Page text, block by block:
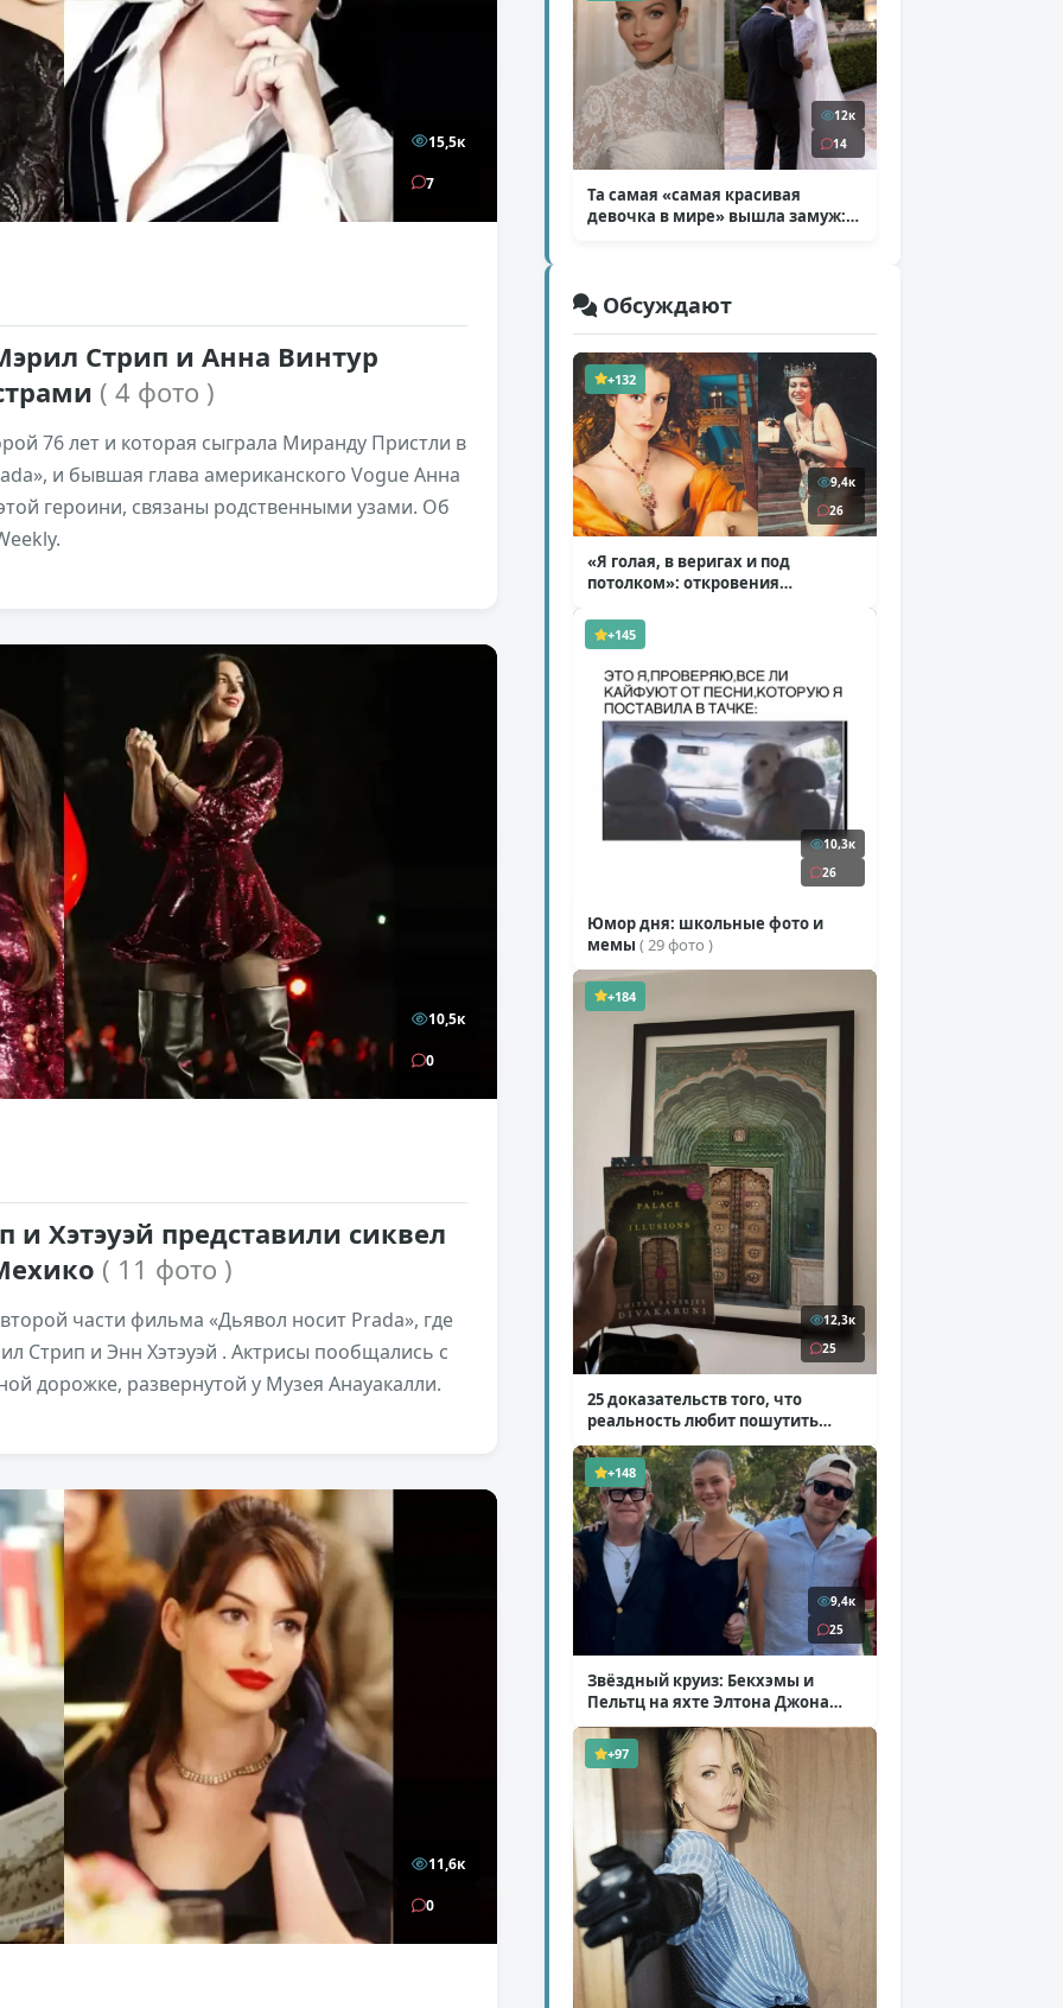
15,5к
7
Стрип и Анна Винтур
( 4 фото )
76 лет и которая сыграла Миранду Пристли в
и бывшая глава американского Vogue Анна
героини, связаны родственными узами. Об
10,5к
0
и Хэтэуэй представили сиквел
( 11 фото )
части фильма «Дьявол носит Prada», где
Стрип и Энн Хэтэуэй . Актрисы пообщались с
дорожке, развернутой у Музея Анауакалли.
11,6к
0
12к
14
Та самая «самая красивая
девочка в мире» вышла замуж:
Обсуждают
+132
9,4к
26
«Я голая, в веригах и под
потолком»: откровения
( 11 фото )
+145
10,3к
26
Юмор дня: школьные фото и
мемы ( 29 фото )
+184
12,3к
25
25 доказательств того, что
реальность любит пошутить
( 25 фото )
+148
9,4к
25
Звёздный круиз: Бекхэмы и
Пельтц на яхте Элтона Джона
( 12 фото )
+97